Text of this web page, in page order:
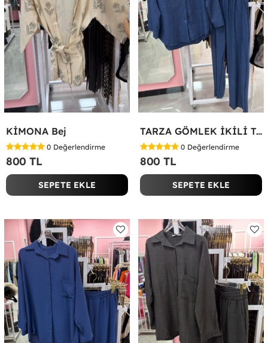
KİMONA Bej
0 Değerlendirme
800 TL
SEPETE EKLE
TARZA GÖMLEK İKİLİ TAKIM KOT KUMAŞ Mavi
0 Değerlendirme
800 TL
SEPETE EKLE